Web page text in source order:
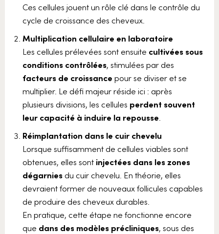
Ces cellules jouent un rôle clé dans le contrôle du
cycle de croissance des cheveux.
Multiplication cellulaire en laboratoire
Les cellules prélevées sont ensuite cultivées sous
conditions contrôlées, stimulées par des
facteurs de croissance pour se diviser et se
multiplier. Le défi majeur réside ici : après
plusieurs divisions, les cellules perdent souvent
leur capacité à induire la repousse
Réimplantation dans le cuir chevelu
Lorsque suffisamment de cellules viables sont
obtenues, elles sont injectées dans les zones
dégarniesdu cuir chevelu. En théorie, elles
devraient former de nouveaux follicules capables
de produire des cheveux durables.
En pratique, cette étape ne fonctionne encore
que dans des modèles précliniques, sous des